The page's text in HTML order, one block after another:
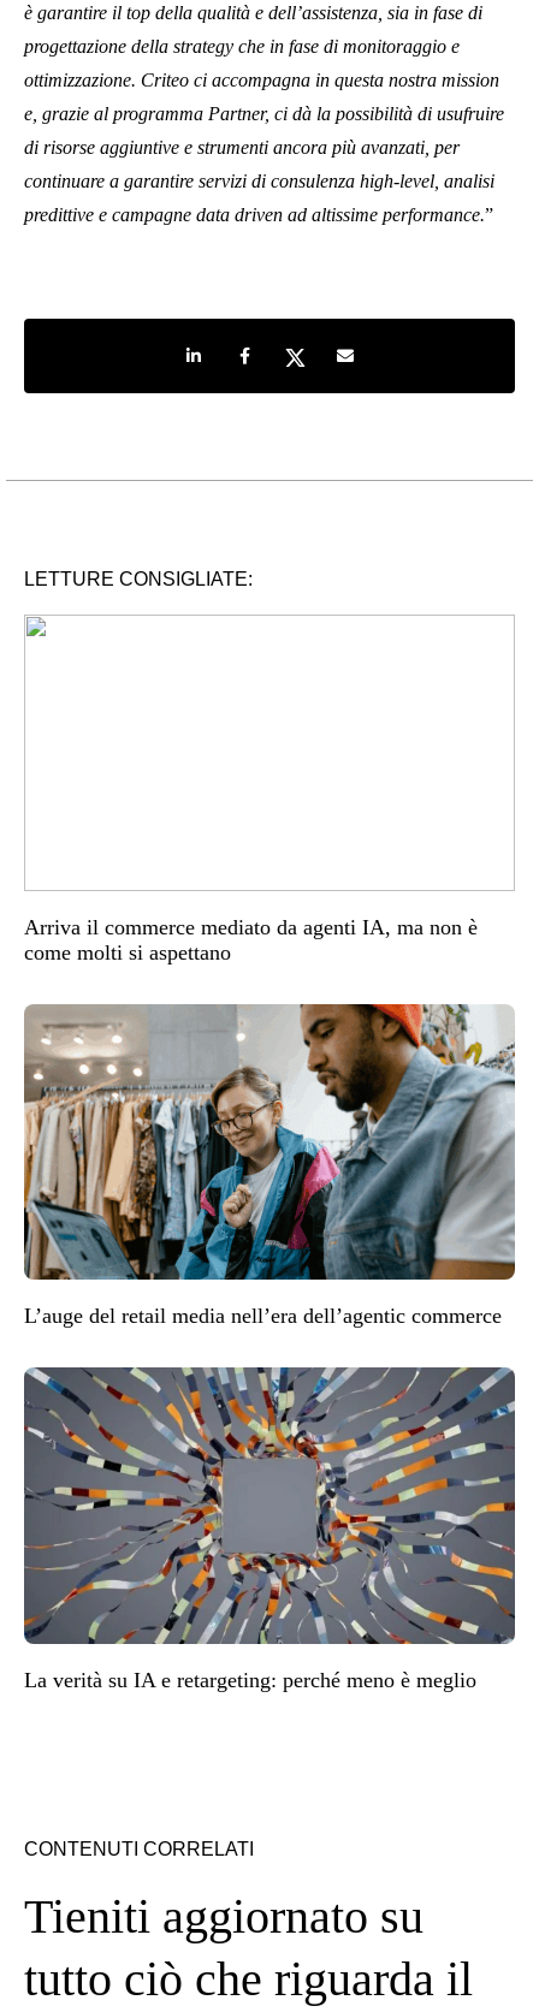
è garantire il top della qualità e dell’assistenza, sia in fase di
progettazione della strategy che in fase di monitoraggio e
ottimizzazione. Criteo ci accompagna in questa nostra mission
e, grazie al programma Partner, ci dà la possibilità di usufruire
di risorse aggiuntive e strumenti ancora più avanzati, per
continuare a garantire servizi di consulenza high-level, analisi
predittive e campagne data driven ad altissime performance.”
Share on LinkedIn
Share on Facebook
Share on TwitterShare by e-mail
LETTURE CONSIGLIATE:
Arriva il commerce mediato da agenti IA, ma non è
come molti si aspettano
L’auge del retail media nell’era dell’agentic commerce
La verità su IA e retargeting: perché meno è meglio
CONTENUTI CORRELATI
Tieniti aggiornato su
tutto ciò che riguarda il